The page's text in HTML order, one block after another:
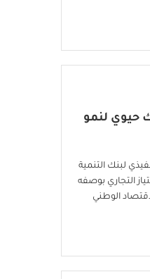
حيوي لنمو
لبنك التنمية
التجاري بوصفه
الوطني